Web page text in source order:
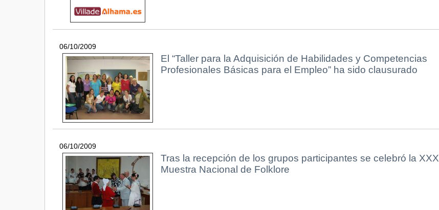
06/10/2009
El “Taller para la Adquisición de Habilidades y Competencias
Profesionales Básicas para el Empleo” ha sido clausurado
06/10/2009
Tras la recepción de los grupos participantes se celebró la XXX
Muestra Nacional de Folklore